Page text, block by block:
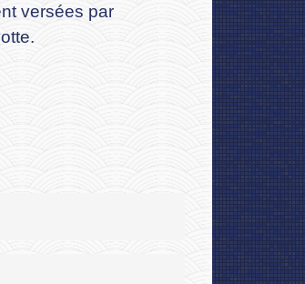
versées par